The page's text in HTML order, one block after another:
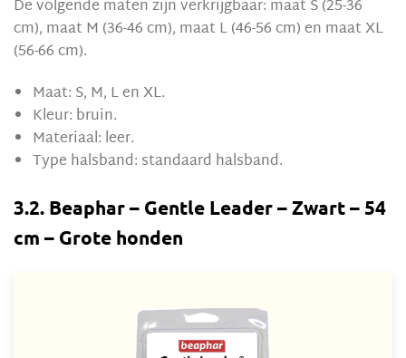
De volgende maten zijn verkrijgbaar: maat S (25-36
cm), maat M (36-46 cm), maat L (46-56 cm) en maat XL
(56-66 cm).
Maat: S, M, L en XL.
Kleur: bruin.
Materiaal: leer.
Type halsband: standaard halsband.
3.2. Beaphar – Gentle Leader – Zwart – 54
cm – Grote honden